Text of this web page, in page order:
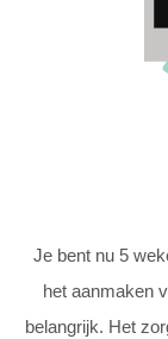
Je bent nu 5
het aanmaken
belangrijk. Het